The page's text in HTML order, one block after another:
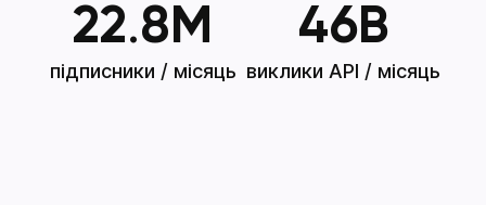
22.8M
підписники / місяць
46B
виклики API / місяць